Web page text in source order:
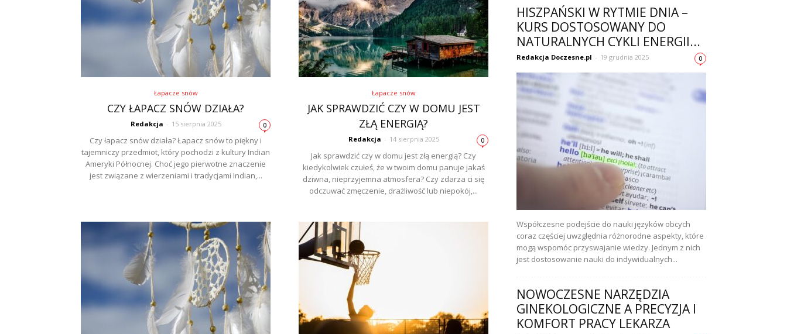
Łapacze snów
CZY ŁAPACZ SNÓW DZIAŁA?
Redakcja - 15 sierpnia 2025 0
Czy łapacz snów działa? Łapacz snów to piękny i
tajemniczy przedmiot, który pochodzi z kultury Indian
Ameryki Północnej. Choć jego pierwotne znaczenie
jest związane z wierzeniami i tradycjami Indian,...
Łapacze snów
JAK SPRAWDZIĆ CZY W DOMU JEST
ZŁĄ ENERGIĄ?
Redakcja - 14 sierpnia 2025 0
Jak sprawdzić czy w domu jest złą energią? Czy
kiedykolwiek czułeś, że w twoim domu panuje jakaś
dziwna, nieprzyjemna atmosfera? Czy zdarza ci się
odczuwać zmęczenie, drażliwość lub niepokój,...
HISZPAŃSKI W RYTMIE DNIA –
KURS DOSTOSOWANY DO
NATURALNYCH CYKLI ENERGII...
Redakcja Doczesne.pl - 19 grudnia 2025 0
Współczesne podejście do nauki języków obcych
coraz częściej uwzględnia różnorodne aspekty, które
mogą wspomóc przyswajanie wiedzy. Jednym z nich
jest dostosowanie nauki do indywidualnych...
NOWOCZESNE NARZĘDZIA
GINEKOLOGICZNE A PRECYZJA I
KOMFORT PRACY LEKARZA